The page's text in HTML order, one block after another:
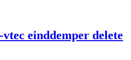
einddemper delete